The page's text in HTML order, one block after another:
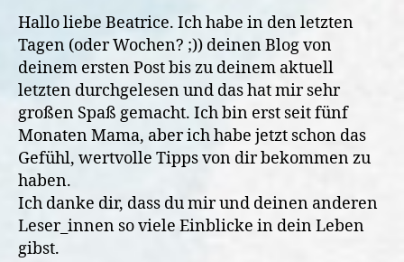
Hallo liebe Beatrice. Ich habe in den letzten
Tagen (oder Wochen? ;)) deinen Blog von
deinem ersten Post bis zu deinem aktuell
letzten durchgelesen und das hat mir sehr
großen Spaß gemacht. Ich bin erst seit fünf
Monaten Mama, aber ich habe jetzt schon das
Gefühl, wertvolle Tipps von dir bekommen zu
haben.
Ich danke dir, dass du mir und deinen anderen
Leser_innen so viele Einblicke in dein Leben
gibst.